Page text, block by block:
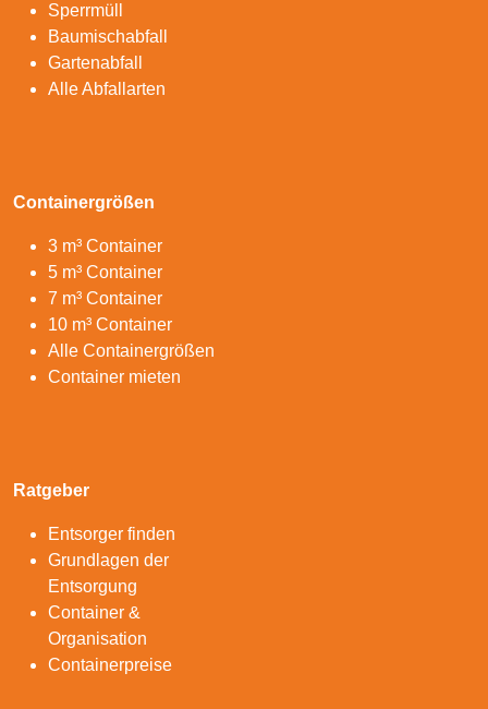
Sperrmüll
Baumischabfall
Gartenabfall
Alle Abfallarten
Containergrößen
3 m³ Container
5 m³ Container
7 m³ Container
10 m³ Container
Alle Containergrößen
Container mieten
Ratgeber
Entsorger finden
Grundlagen der
Entsorgung
Container &
Organisation
Containerpreise